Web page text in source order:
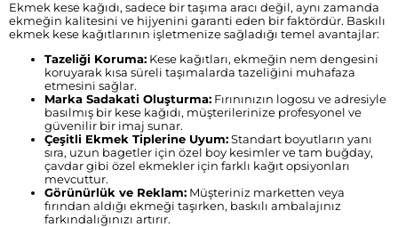
Ekmek kese kağıdı, sadece bir taşıma aracı değil, aynı zamanda
ekmeğin kalitesini ve hijyenini garanti eden bir faktördür. Baskılı
ekmek kese kağıtlarının işletmenize sağladığı temel avantajlar:
Tazeliği Koruma: Kese kağıtları, ekmeğin nem dengesini
koruyarak kısa süreli taşımalarda tazeliğini muhafaza
etmesini sağlar.
Marka Sadakati Oluşturma: Fırınınızın logosu ve adresiyle
basılmış bir kese kağıdı, müşterilerinize profesyonel ve
güvenilir bir imaj sunar.
Çeşitli Ekmek Tiplerine Uyum: Standart boyutların yanı
sıra, uzun bagetler için özel boy kesimler ve tam buğday,
çavdar gibi özel ekmekler için farklı kağıt opsiyonları
mevcuttur.
Görünürlük ve Reklam: Müşteriniz marketten veya
fırından aldığı ekmeği taşırken, baskılı ambalajınız
farkındalığınızı artırır.